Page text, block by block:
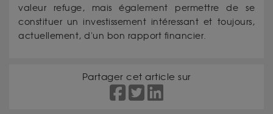
valeur refuge, mais également permettre de se
constituer un investissement intéressant et toujours,
actuellement, d'un bon rapport financier.
Partager cet article sur